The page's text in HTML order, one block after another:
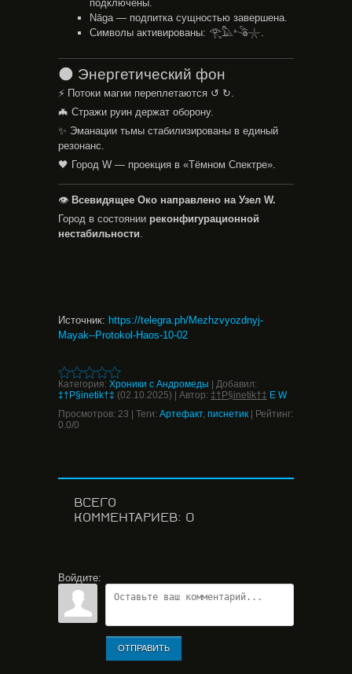
подключены.
Nāga — подпитка сущностью завершена.
Символы активированы: 𓂀𓅓𓌝𓇼.
🌑 Энергетический фон
⚡ Потоки магии переплетаются ↺ ↻.
🦇 Стражи руин держат оборону.
✨ Эманации тьмы стабилизированы в единый
резонанс.
🖤 Город W — проекция в «Тёмном Спектре».
👁 Всевидящее Око направлено на Узел W.
Город в состоянии реконфигурационной
нестабильности.
Источник: https://telegra.ph/Mezhzvyozdnyj-
Mayak--Protokol-Haos-10-02
Категория: Хроники с Андромеды Добавил:
‡†P§inetik†‡ (02.10.2025) Автор: ‡†P§inetik†‡ E W
Просмотров: 23 Теги: Артефакт, писнетик Рейтинг:
0.0/0
ВСЕГО
КОММЕНТАРИЕВ: 0
Войдите:
ОТПРАВИТЬ